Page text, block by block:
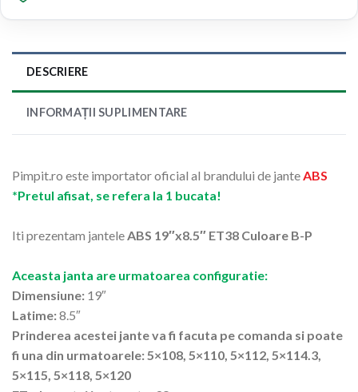
DESCRIERE
INFORMAȚII SUPLIMENTARE
Pimpit.ro este importator oficial al brandului de janteABS
*Pretul afisat, se refera la 1 bucata!
Iti prezentam janteleABS 19″x8.5″ ET38 Culoare B-P
Aceasta janta are urmatoarea configuratie:
Dimensiune: 19″
Latime:8.5″
Prinderea acestei jante va fi facuta pe comanda si poate
fi una din urmatoarele: 5×108, 5×110, 5×112, 5×114.3,
5×115, 5×118, 5×120